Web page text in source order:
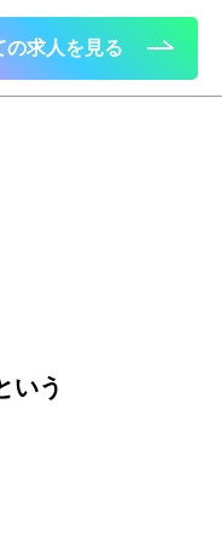
の求人を見る
いう